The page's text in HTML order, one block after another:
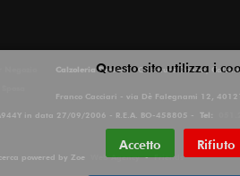
Calzoleria Pennesi - Calzature Donna,
Franco Cacciari - via Dè Falegnami 12,
in data 27/09/2006 - R.E.A. BO-458805 - Tel:
powered by Zoe Web Agency Friends
Questo sito utilizza i
Accetto Rifiuto